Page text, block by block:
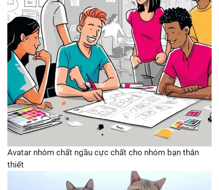
Avatar nhóm chất ngầu cực chất cho nhóm bạn thân
thiết